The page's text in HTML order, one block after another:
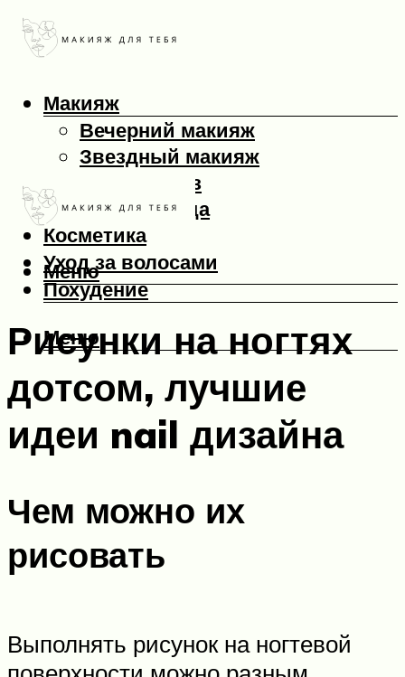
Макияж
Вечерний макияж
Звездный макияж
Макияж глаз
Макияж лица
Косметика
Уход за волосами
Похудение
Меню
Меню
Рисунки на ногтях
дотсом, лучшие
идеи nail дизайна
Чем можно их
рисовать
Выполнять рисунок на ногтевой